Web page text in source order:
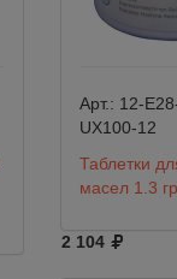
Арт.: 12-
UX100-12
Таблетки
масел 1.3
2 104